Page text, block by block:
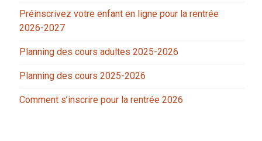
Préinscrivez votre enfant en ligne pour la rentrée
2026-2027
Planning des cours adultes 2025-2026
Planning des cours 2025-2026
Comment s’inscrire pour la rentrée 2026